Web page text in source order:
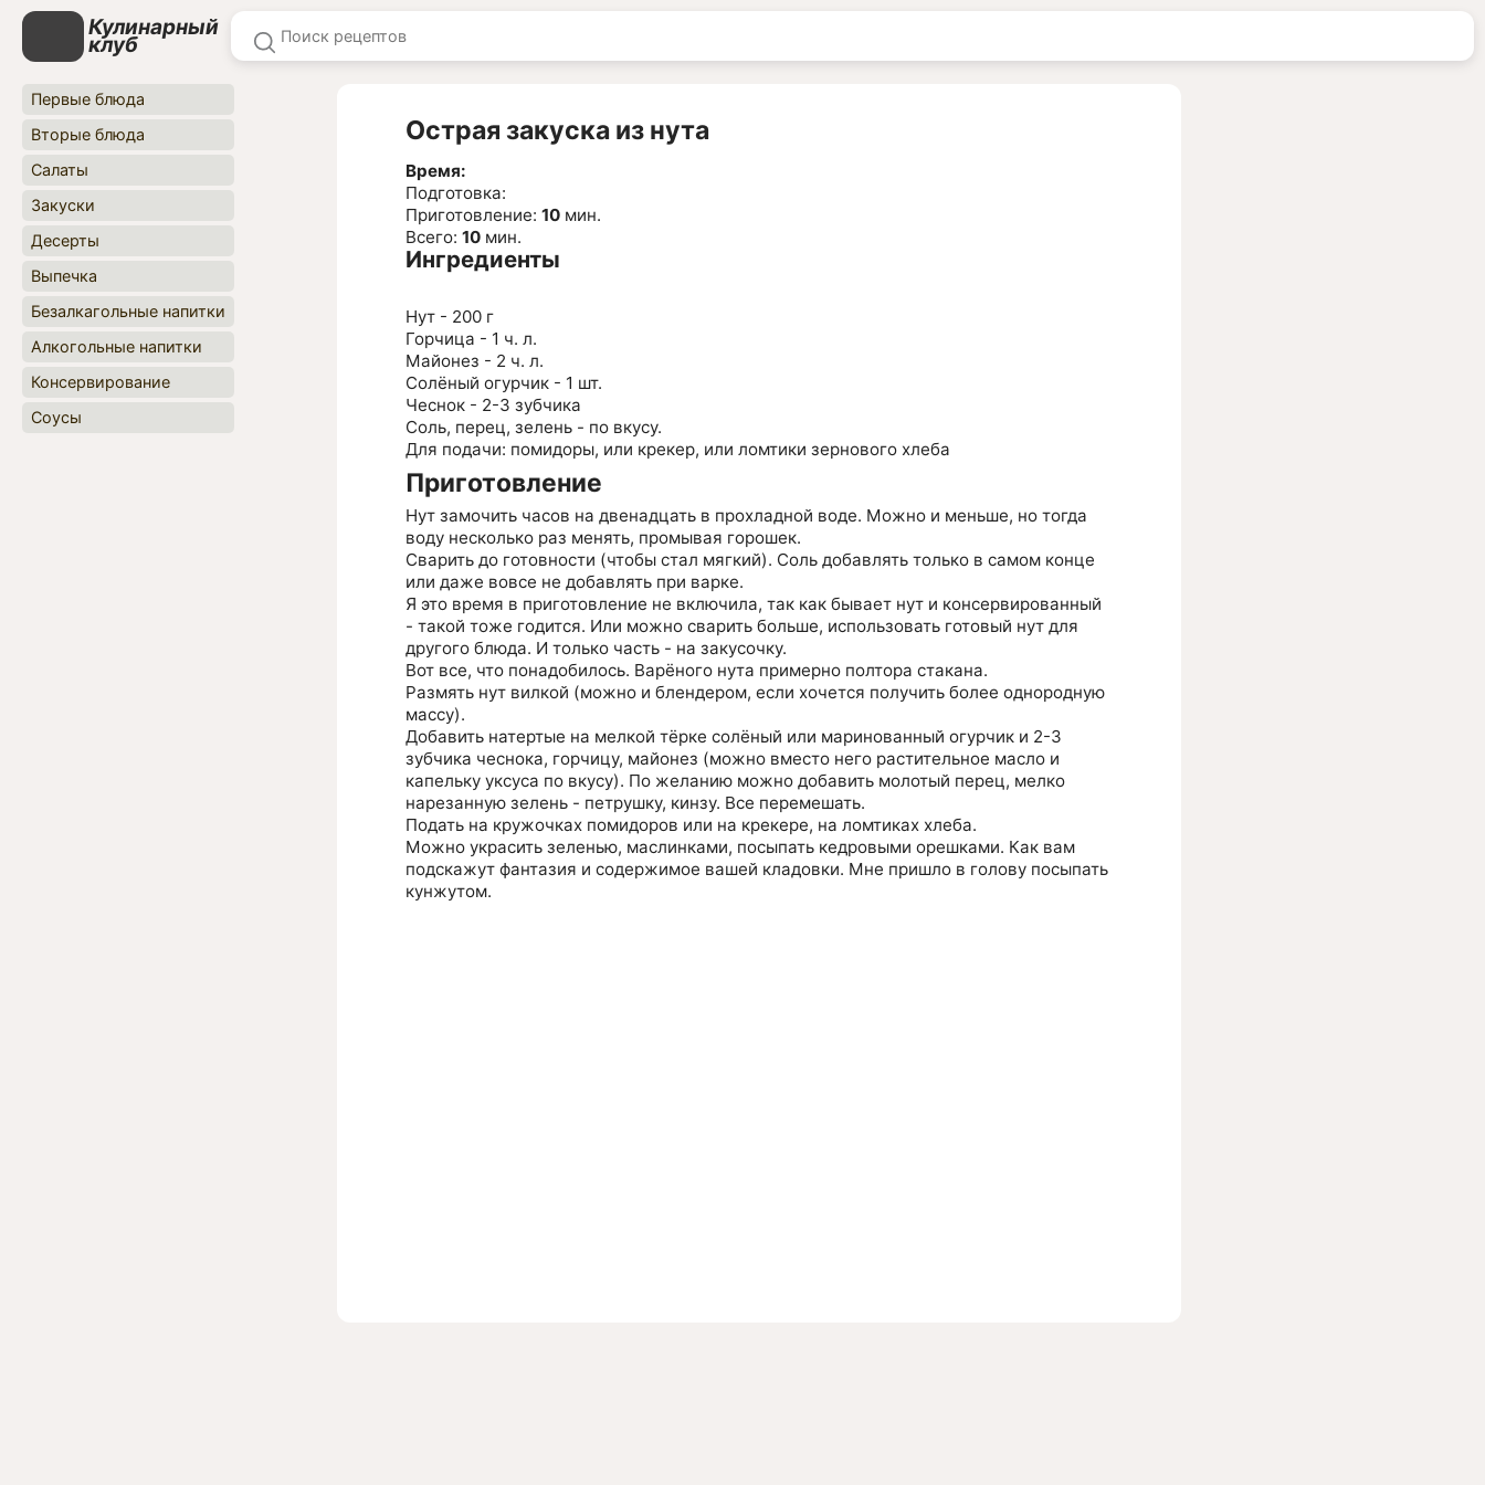
Кулинарный
клуб
Первые блюда
Вторые блюда
Салаты
Закуски
Десерты
Выпечка
Безалкагольные напитки
Алкогольные напитки
Консервирование
Соусы
Острая закуска из нута
Время:
Подготовка:
Приготовление: 10 мин.
Всего: 10 мин.
Ингредиенты
Нут - 200 г
Горчица - 1 ч. л.
Майонез - 2 ч. л.
Солёный огурчик - 1 шт.
Чеснок - 2-3 зубчика
Соль, перец, зелень - по вкусу.
Для подачи: помидоры, или крекер, или ломтики зернового хлеба
Приготовление
Нут замочить часов на двенадцать в прохладной воде. Можно и меньше, но тогда
воду несколько раз менять, промывая горошек.
Сварить до готовности (чтобы стал мягкий). Соль добавлять только в самом конце
или даже вовсе не добавлять при варке.
Я это время в приготовление не включила, так как бывает нут и консервированный
- такой тоже годится. Или можно сварить больше, использовать готовый нут для
другого блюда. И только часть - на закусочку.
Вот все, что понадобилось. Варёного нута примерно полтора стакана.
Размять нут вилкой (можно и блендером, если хочется получить более однородную
массу).
Добавить натертые на мелкой тёрке солёный или маринованный огурчик и 2-3
зубчика чеснока, горчицу, майонез (можно вместо него растительное масло и
капельку уксуса по вкусу). По желанию можно добавить молотый перец, мелко
нарезанную зелень - петрушку, кинзу. Все перемешать.
Подать на кружочках помидоров или на крекере, на ломтиках хлеба.
Можно украсить зеленью, маслинками, посыпать кедровыми орешками. Как вам
подскажут фантазия и содержимое вашей кладовки. Мне пришло в голову посыпать
кунжутом.